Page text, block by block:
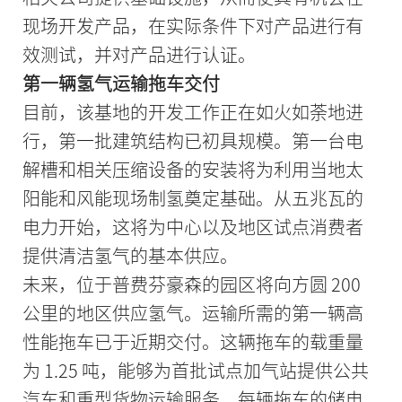
现场开发产品，在实际条件下对产品进行有
效测试，并对产品进行认证。
第一辆氢气运输拖车交付
目前，该基地的开发工作正在如火如荼地进
行，第一批建筑结构已初具规模。第一台电
解槽和相关压缩设备的安装将为利用当地太
阳能和风能现场制氢奠定基础。从五兆瓦的
电力开始，这将为中心以及地区试点消费者
提供清洁氢气的基本供应。
未来，位于普费芬豪森的园区将向方圆 200
公里的地区供应氢气。运输所需的第一辆高
性能拖车已于近期交付。这辆拖车的载重量
为 1.25 吨，能够为首批试点加气站提供公共